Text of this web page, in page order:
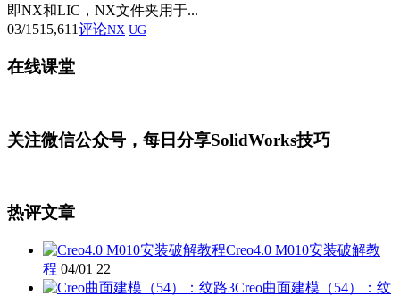
即NX和LIC，NX文件夹用于...
03/1515,611评论NX UG
在线课堂
关注微信公众号，每日分享SolidWorks技巧
热评文章
Creo4.0 M010安装破解教
程 04/01 22
Creo曲面建模（54）：纹